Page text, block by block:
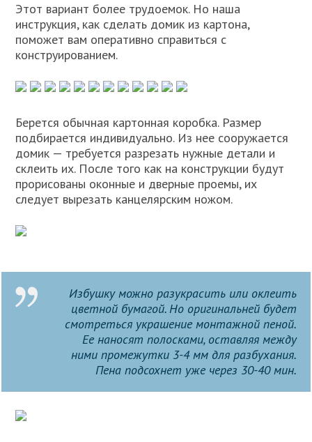
Этот вариант более трудоемок. Но наша
инструкция, как сделать домик из картона,
поможет вам оперативно справиться с
конструированием.
Берется обычная картонная коробка. Размер
подбирается индивидуально. Из нее сооружается
домик — требуется разрезать нужные детали и
склеить их. После того как на конструкции будут
прорисованы оконные и дверные проемы, их
следует вырезать канцелярским ножом.
Избушку можно разукрасить или оклеить
цветной бумагой. Но оригинальней будет
смотреться украшение монтажной пеной.
Ее наносят полосками, оставляя между
ними промежутки 3-4 мм для разбухания.
Пена подсохнет уже через 30-40 мин.